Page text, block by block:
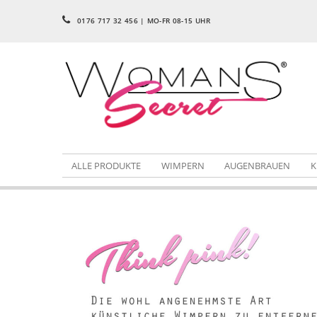
0176 717 32 456 | MO-FR 08-15 UHR
ALLE PRODUKTE WIMPERN AUGENBRAUEN